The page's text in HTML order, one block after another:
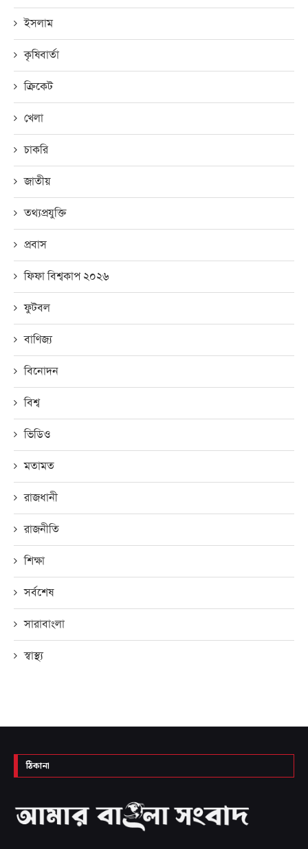
ইসলাম
কৃষিবার্তা
ক্রিকেট
খেলা
চাকরি
জাতীয়
তথ্যপ্রযুক্তি
প্রবাস
ফিফা বিশ্বকাপ ২০২৬
ফুটবল
বাণিজ্য
বিনোদন
বিশ্ব
ভিডিও
মতামত
রাজধানী
রাজনীতি
শিক্ষা
সর্বশেষ
সারাবাংলা
স্বাস্থ্য
ঠিকানা